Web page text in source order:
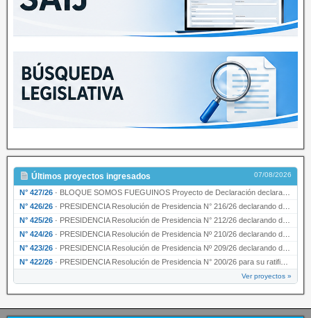
Últimos proyectos ingresados 07/08/2026
N° 427/26 · BLOQUE SOMOS FUEGUINOS Proyecto de Declaración declarando de interés provincial PRESIDENCI…
N° 426/26 · PRESIDENCIA Resolución de Presidencia N° 216/26 declarando de interés provincial la labor …
N° 425/26 · PRESIDENCIA Resolución de Presidencia N° 212/26 declarando de interés provincial el “50° A…
N° 424/26 · PRESIDENCIA Resolución de Presidencia Nº 210/26 declarando de interés provincial el proyec…
N° 423/26 · PRESIDENCIA Resolución de Presidencia Nº 209/26 declarando de interés provincial la presen…
N° 422/26 · PRESIDENCIA Resolución de Presidencia N° 200/26 para su ratificación.
Ver proyectos »